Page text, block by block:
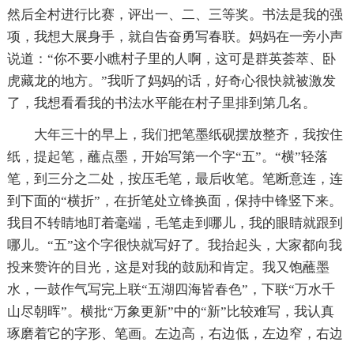
然后全村进行比赛，评出一、二、三等奖。书法是我的强
项，我想大展身手，就自告奋勇写春联。妈妈在一旁小声
说道：“你不要小瞧村子里的人啊，这可是群英荟萃、卧
虎藏龙的地方。”我听了妈妈的话，好奇心很快就被激发
了，我想看看我的书法水平能在村子里排到第几名。
大年三十的早上，我们把笔墨纸砚摆放整齐，我按住
纸，提起笔，蘸点墨，开始写第一个字“五”。“横”轻落
笔，到三分之二处，按压毛笔，最后收笔。笔断意连，连
到下面的“横折”，在折笔处立锋换面，保持中锋竖下来。
我目不转睛地盯着毫端，毛笔走到哪儿，我的眼睛就跟到
哪儿。“五”这个字很快就写好了。我抬起头，大家都向我
投来赞许的目光，这是对我的鼓励和肯定。我又饱蘸墨
水，一鼓作气写完上联“五湖四海皆春色”，下联“万水千
山尽朝晖”。横批“万象更新”中的“新”比较难写，我认真
琢磨着它的字形、笔画。左边高，右边低，左边窄，右边